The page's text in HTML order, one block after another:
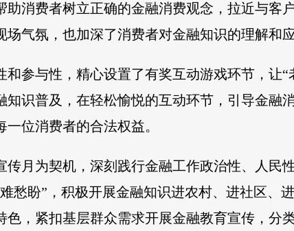
助消费者树立正确的金融消费观念，拉近与客
气氛，也加深了消费者对金融知识的理解和应
和参与性，精心设置了有奖互动游戏环节，让
知识普及，在轻松愉悦的互动环节，引导金融
位消费者的合法权益。
传月为契机，深刻践行金融工作政治性、人民
愁盼”，积极开展金融知识进农村、进社区、
色，紧扣基层群众需求开展金融教育宣传，分